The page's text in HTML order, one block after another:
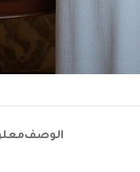
الوصف